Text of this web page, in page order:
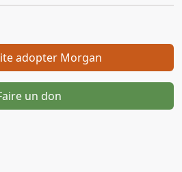
adopter Morgan
un don